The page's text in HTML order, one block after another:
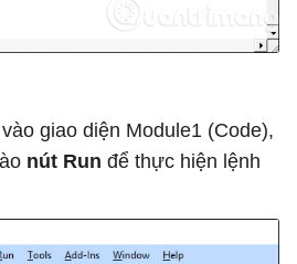
giao diện Module1 (Code),
nút Run để thực hiện lệnh